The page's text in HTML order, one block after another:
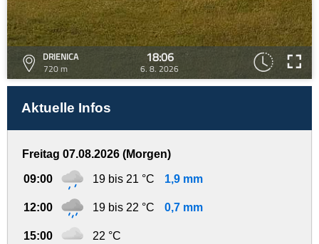
DRIENICA
720 m
18:06
6. 8. 2026
Aktuelle Infos
Freitag 07.08.2026 (Morgen)
09:00 19 bis 21 °C 1,9 mm
12:00 19 bis 22 °C 0,7 mm
15:00 22 °C